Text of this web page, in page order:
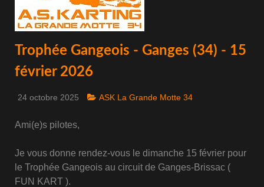
Trophée Gangeois - Ganges (34) - 15
février 2026
24 octobre 2025 ASK La Grande Motte 34
Ami(e)s pilotes,
Je vous donne rendez-vous le dimanche 15 février pour
le Trophée Gangeois au circuit de Ganges-Brissac (
FUN KART ).